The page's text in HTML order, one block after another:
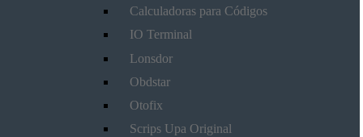
Calculadoras para Códigos
IO Terminal
Lonsdor
Obdstar
Otofix
Scrips Upa Original